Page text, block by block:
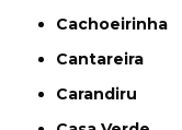
Cachoeirinha
Cantareira
Carandiru